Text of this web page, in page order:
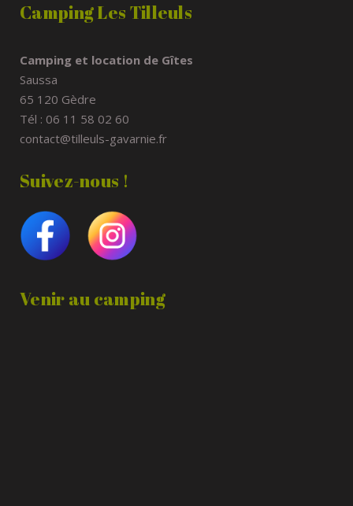
Camping Les Tilleuls
Camping et location de Gîtes
Saussa
65 120 Gèdre
Tél : 06 11 58 02 60
contact@tilleuls-gavarnie.fr
Suivez-nous !
Venir au camping